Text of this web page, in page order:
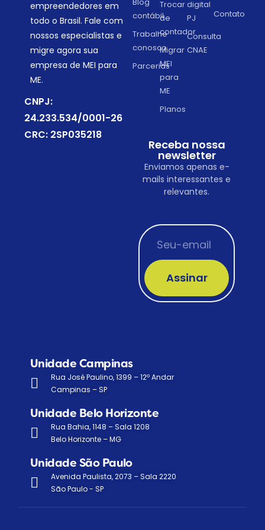
empreendedores em
todo o Brasil. Fale com
nossos especialistas e
migre agora sua
empresa de MEI para
ME.
CNPJ:
24.233.534/0001-26
CRC: 2SP035218
contábil
Trabalhe
conosco
Parcerias
Trocar
de
contador
Migrar
MEI
para
ME
Planos
digital
PJ
Consulta
CNAE
Contato
Receba nossa
newsletter
Enviamos apenas e-
mails interessantes e
relevantes.
Assinar
Unidade Campinas
Rua José Paulino, 1399 – 12º Andar
Campinas – SP
Unidade Belo Horizonte
Rua Bahia, 1148 – Sala 1208
Belo Horizonte – MG
Unidade São Paulo
Avenida Paulista, 2073 – Sala 2220
São Paulo - SP